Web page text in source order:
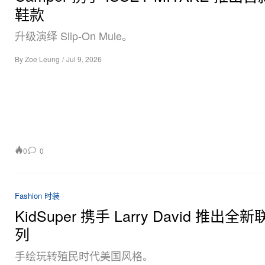
鞋款
升级演绎 Slip-On Mule。
ByZoe Leung / Jul 9, 2026
0 0
Fashion 时装
KidSuper 携手 Larry David 推出全新
列
手绘玩转殖民时代美国风格。